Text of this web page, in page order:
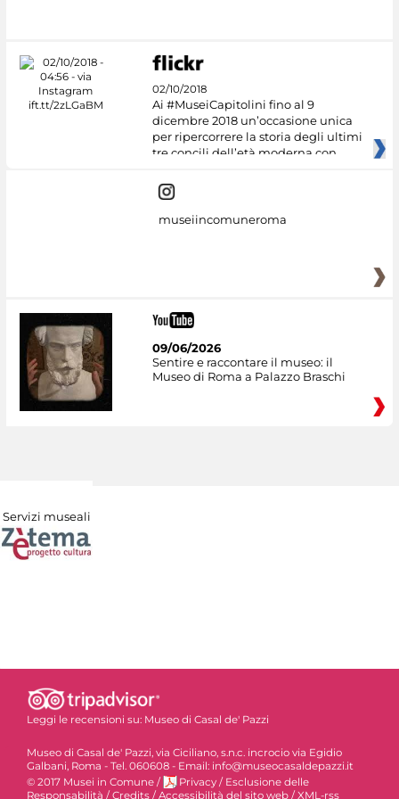
02/10/2018
Ai #MuseiCapitolini fino al 9
dicembre 2018 un’occasione unica
per ripercorrere la storia degli ultimi
tre concili dell’età moderna con
museiincomuneroma
09/06/2026
Sentire e raccontare il museo: il
Museo di Roma a Palazzo Braschi
Servizi museali
Leggi le recensioni su: Museo di Casal de' Pazzi
Museo di Casal de' Pazzi, via Ciciliano, s.n.c. incrocio via Egidio
Galbani, Roma - Tel. 060608 - Email: info@museocasaldepazzi.it
© 2017 Musei in Comune / Privacy / Esclusione delle
Responsabilità / Credits / Accessibilità del sito web / XML-rss